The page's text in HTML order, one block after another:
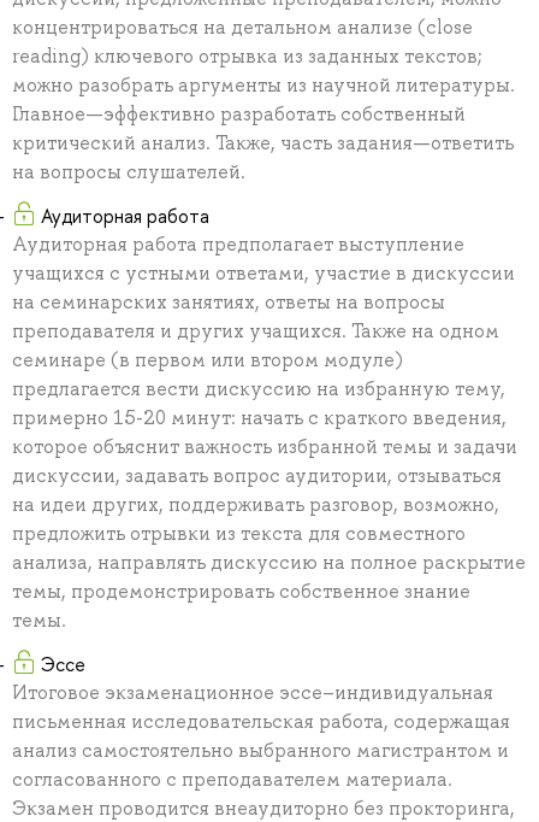
концентрироваться на детальном анализе (close
reading) ключевого отрывка из заданных текстов;
можно разобрать аргументы из научной литературы.
Главное—эффективно разработать собственный
критический анализ. Также, часть задания—ответить
на вопросы слушателей.
Аудиторная работа
Аудиторная работа предполагает выступление
учащихся с устными ответами, участие в дискуссии
на семинарских занятиях, ответы на вопросы
преподавателя и других учащихся. Также на одном
семинаре (в первом или втором модуле)
предлагается вести дискуссию на избранную тему,
примерно 15-20 минут: начать с краткого введения,
которое объяснит важность избранной темы и задачи
дискуссии, задавать вопрос аудитории, отзываться
на идеи других, поддерживать разговор, возможно,
предложить отрывки из текста для совместного
анализа, направлять дискуссию на полное раскрытие
темы, продемонстрировать собственное знание
темы.
Эссе
Итоговое экзаменационное эссе–индивидуальная
письменная исследовательская работа, содержащая
анализ самостоятельно выбранного магистрантом и
согласованного с преподавателем материала.
Экзамен проводится внеаудиторно без прокторинга,